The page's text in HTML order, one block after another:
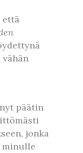
että
päätin
jonka
minulle